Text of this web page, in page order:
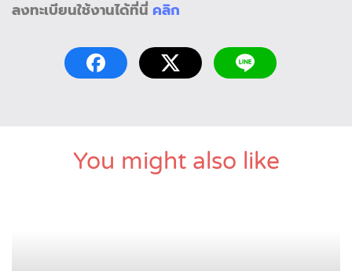
ลงทะเบียนใช้งานได้ที่นี่ คลิก
You might also like